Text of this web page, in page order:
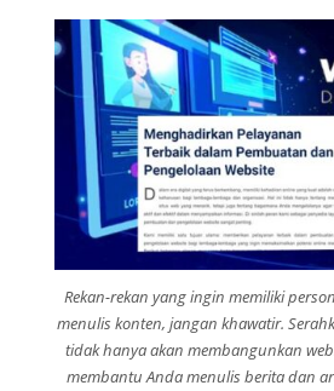
Rekan-rekan yang ingin memiliki
menulis konten, jangan khawatir.
tidak hanya akan membangunkan
membantu Anda menulis berita dan